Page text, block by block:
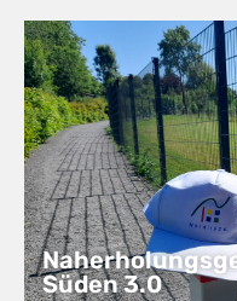
Süden 3.0